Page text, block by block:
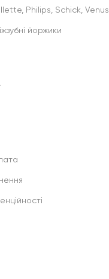
Philips, Schick, Venus
йоржики